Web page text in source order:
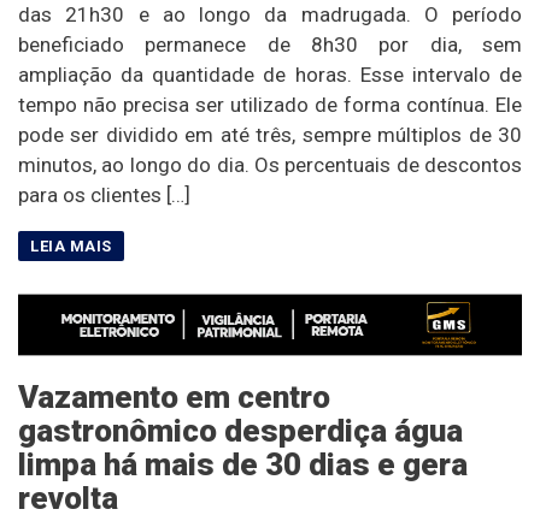
das 21h30 e ao longo da madrugada. O período
beneficiado permanece de 8h30 por dia, sem
ampliação da quantidade de horas. Esse intervalo de
tempo não precisa ser utilizado de forma contínua. Ele
pode ser dividido em até três, sempre múltiplos de 30
minutos, ao longo do dia. Os percentuais de descontos
para os clientes […]
Vazamento em centro
gastronômico desperdiça água
limpa há mais de 30 dias e gera
revolta